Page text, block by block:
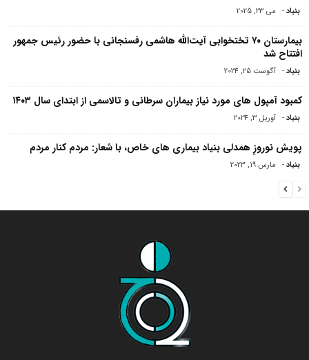
بنیاد- می 23, 2025
بیمارستان ۷۰ تختخوابی آیت‌الله هاشمی رفسنجانی با حضور رئیس جمهور
افتتاح شد
بنیاد- آگوست 25, 2024
کمبود آمپول های مورد نیاز بیماران سرطانی و تالاسمی از ابتدای سال ۱۴۰۳
بنیاد- آوریل 3, 2024
پویش نوروزِ همدلی بنیاد بیماری های خاص، با شعار: مردم کنار مردم
بنیاد- مارس 19, 2023